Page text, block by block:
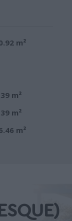
m²
m²
m²
m²